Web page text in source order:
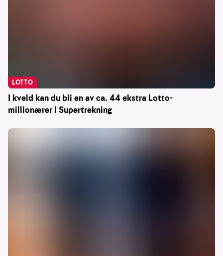
I kveld kan du bli en av ca. 44 ekstra Lotto-
millionærer i Supertrekning
LOTTO